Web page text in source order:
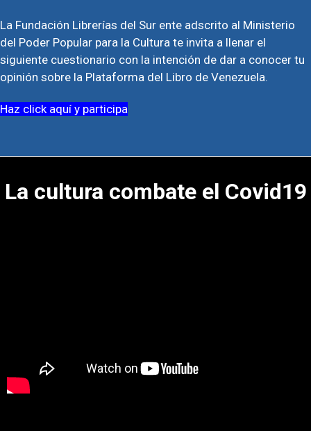
La Fundación Librerías del Sur ente adscrito al Ministerio
del Poder Popular para la Cultura te invita a llenar el
siguiente cuestionario con la intención de dar a conocer tu
opinión sobre la Plataforma del Libro de Venezuela.
Haz click aquí y participa
La cultura combate el Covid19